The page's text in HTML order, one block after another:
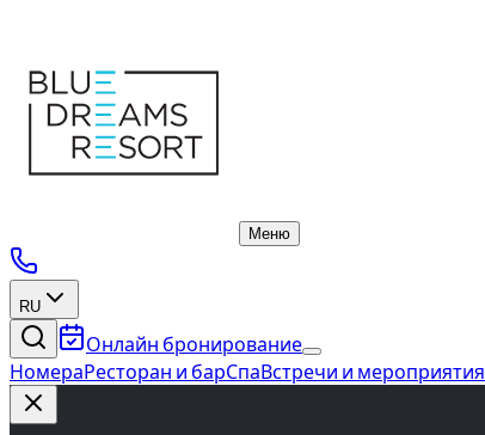
Меню
RU
Онлайн бронирование
НомераРесторан и барСпаВстречи и мероприятия